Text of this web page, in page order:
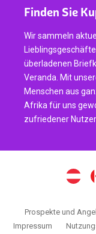
Finden Sie
Wir sammeln
überladenen
Veranda. Mit
Menschen aus
Afrika für uns
zufriedener
Prospekte und
Impressum